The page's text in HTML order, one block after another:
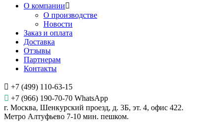
О компании
О производстве
Новости
Заказ и оплата
Доставка
Отзывы
Партнерам
Контакты
+7 (499) 110-63-15
+7 (966) 190-70-70 WhatsApp
г. Москва, Шенкурский проезд, д. 3Б, эт. 4, офис 422.
Метро Алтуфьево 7-10 мин. пешком.